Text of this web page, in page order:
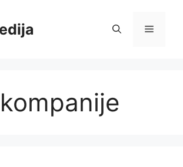
Menu